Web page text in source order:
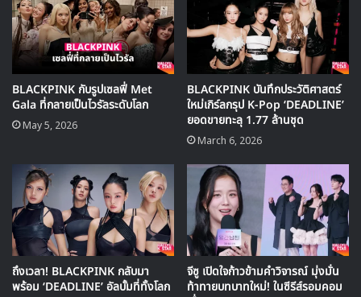
BLACKPINK กับรูปเซลฟี่ Met
Gala ที่กลายเป็นไวรัลระดับโลก
May 5, 2026
BLACKPINK บันทึกประวัติศาสตร์
ใหม่เกิร์ลกรุป K-Pop ‘DEADLINE’
ยอดขายทะลุ 1.77 ล้านชุด
March 6, 2026
ถึงเวลา! BLACKPINK กลับมา
พร้อม ‘DEADLINE’ อัลบั้มที่ทั้งโลก
จีซู เปิดใจก้าวข้ามคำวิจารณ์ มุ่งมั่น
ท้าทายบทบาทใหม่! ในซีรีส์รอมคอม